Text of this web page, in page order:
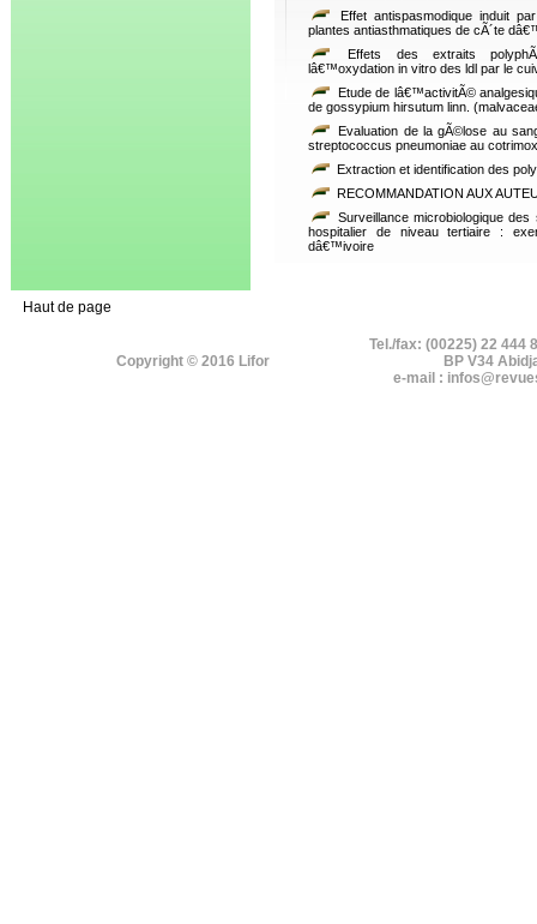
Effet antispasmodique induit
plantes antiasthmatiques de cÃ´te
Effets des extraits
lâ€™oxydation in vitro des ldl par le
Etude de lâ€™activitÃ©
de gossypium hirsutum linn.
Evaluation de la gÃ©lose au
streptococcus pneumoniae au
Extraction et identification des
RECOMMANDATION AUX
Surveillance microbiologique
hospitalier de niveau tertiaire :
dâ€™ivoire
Haut de page
Copyright © 2016 Lifor
Tel./fax: (00225) 22 444
BP V34
e-mail :